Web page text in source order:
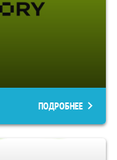
ПОДРОБНЕЕ